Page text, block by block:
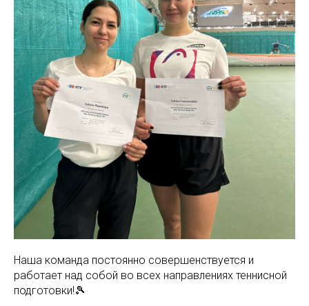
Наша команда постоянно совершенствуется и
работает над собой во всех направлениях теннисной
подготовки!🎾